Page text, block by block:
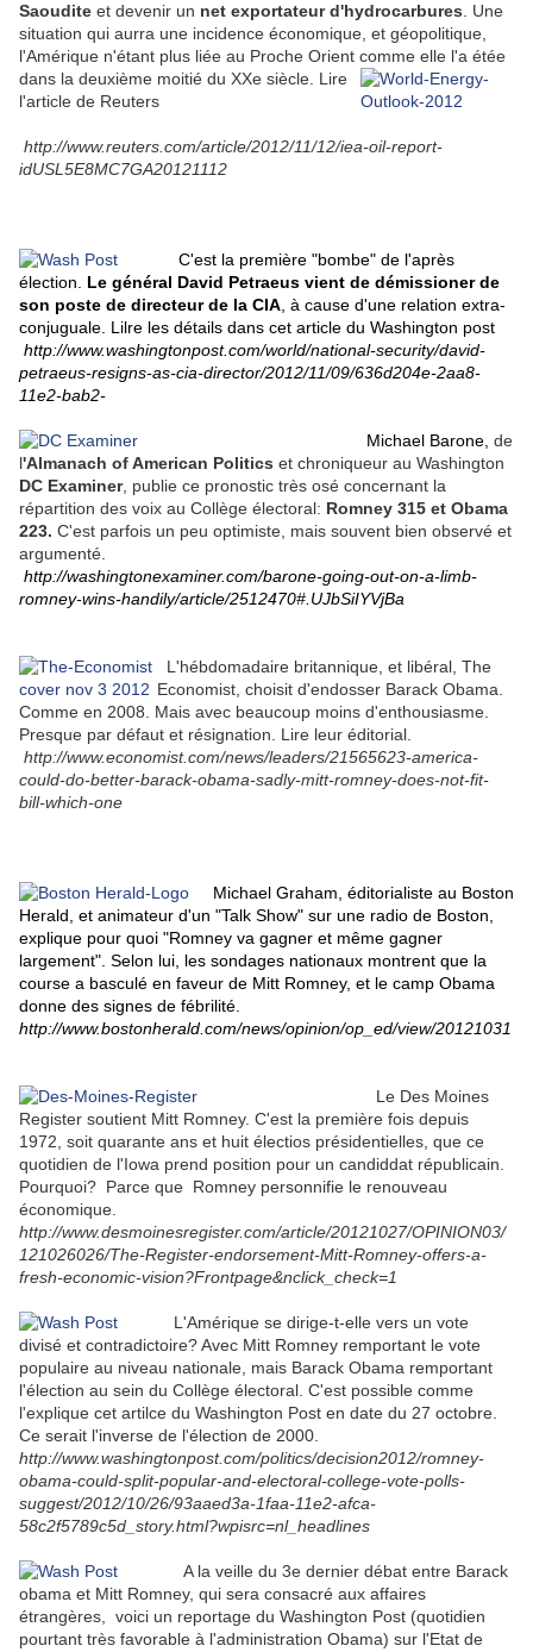
Saoudite et devenir un net exportateur d'hydrocarbures . Une
situation qui aurra une incidence économique, et géopolitique,
l'Amérique n'étant plus liée au Proche Orient comme elle l'a étée
dans la deuxième moitié du XXe siècle. Lire
l'article de Reuters
http://www.reuters.com/article/2012/11/12/iea-oil-report-
idUSL5E8MC7GA20121112
C'est la première "bombe" de l'après
élection. Le général David Petraeus vient de démissioner de
son poste de directeur de la CIA , à cause d'une relation extra-
conjuguale. Lilre les détails dans cet article du Washington post
http://www.washingtonpost.com/world/national-security/david-
petraeus-resigns-as-cia-director/2012/11/09/636d204e-2aa8-
11e2-bab2-
Michael Barone de
l'Almanach of American Politics et chroniqueur au Washington
DC Examiner, publie ce pronostic très osé concernant la
répartition des voix au Collège électoral: Romney 315 et Obama
223. C'est parfois un peu optimiste, mais souvent bien observé et
argumenté.
http://washingtonexaminer.com/barone-going-out-on-a-limb-
romney-wins-handily/article/2512470#.UJbSiIYVjBa
L'hébdomadaire britannique, et libéral, The
Economist, choisit d'endosser Barack Obama.
Comme en 2008. Mais avec beaucoup moins d'enthousiasme.
Presque par défaut et résignation. Lire leur éditorial.
http://www.economist.com/news/leaders/21565623-america-
could-do-better-barack-obama-sadly-mitt-romney-does-not-fit-
bill-which-one
Michael Graham, éditorialiste au Boston
Herald, et animateur d'un "Talk Show" sur une radio de Boston,
explique pour quoi "Romney va gagner et même gagner
largement". Selon lui, les sondages nationaux montrent que la
course a basculé en faveur de Mitt Romney, et le camp Obama
donne des signes de fébrilité.
http://www.bostonherald.com/news/opinion/op_ed/view/20121031
Le Des Moines
Register soutient Mitt Romney. C'est la première fois depuis
1972, soit quarante ans et huit électios présidentielles, que ce
quotidien de l'Iowa prend position pour un candiddat républicain.
Pourquoi? Parce que Romney personnifie le renouveau
économique.
http://www.desmoinesregister.com/article/20121027/OPINION03/
121026026/The-Register-endorsement-Mitt-Romney-offers-a-
fresh-economic-vision?Frontpage&nclick_check=1
L 'Amérique se dirige-t-elle vers un vote
divisé et contradictoire? Avec Mitt Romney remportant le vote
populaire au niveau nationale, mais Barack Obama remportant
l'élection au sein du Collège électoral. C'est possible comme
l'explique cet artilce du Washington Post en date du 27 octobre.
Ce serait l'inverse de l'élection de 2000.
http://www.washingtonpost.com/politics/decision2012/romney-
obama-could-split-popular-and-electoral-college-vote-polls-
suggest/2012/10/26/93aaed3a-1faa-11e2-afca-
58c2f5789c5d_story.html?wpisrc=nl_headlines
A la veille du 3e dernier débat entre Barack
obama et Mitt Romney, qui sera consacré aux affaires
étrangères, voici un reportage du Washington Post (quotidien
pourtant très favorable à l'administration Obama) sur l'Etat de